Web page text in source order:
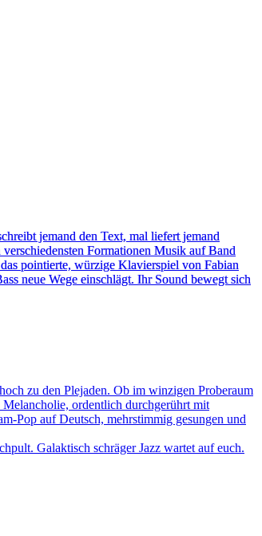
jemand den Text, mal liefert jemand
Formationen Musik auf Band
pointierte, würzige Klavierspiel von Fabian
neue Wege einschlägt. Ihr Sound bewegt sich
zu den Plejaden. Ob im winzigen Proberaum
ordentlich durchgerührt mit
Pop auf Deutsch, mehrstimmig gesungen und
Galaktisch schräger Jazz wartet auf euch.